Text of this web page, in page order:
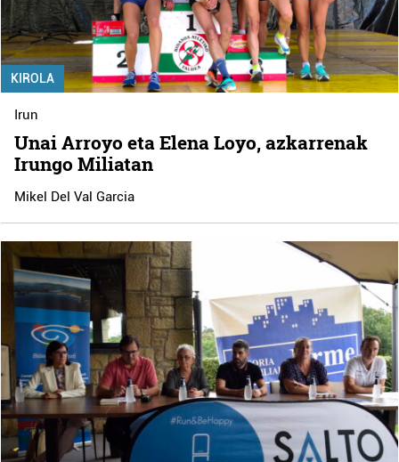
KIROLA
Irun
Unai Arroyo eta Elena Loyo, azkarrenak
Irungo Miliatan
Mikel Del Val Garcia